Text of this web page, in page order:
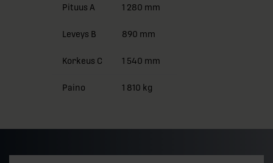
Pituus A 1 280 mm
Leveys B 890 mm
Korkeus C 1 540 mm
Paino 1 810 kg